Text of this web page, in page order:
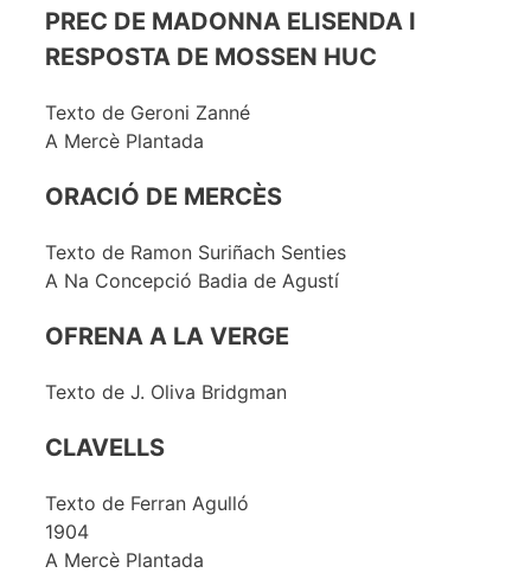
PREC DE MADONNA ELISENDA I
RESPOSTA DE MOSSEN HUC
Texto de Geroni Zanné
A Mercè Plantada
ORACIÓ DE MERCÈS
Texto de Ramon Suriñach Senties
A Na Concepció Badia de Agustí
OFRENA A LA VERGE
Texto de J. Oliva Bridgman
CLAVELLS
Texto de Ferran Agulló
1904
A Mercè Plantada